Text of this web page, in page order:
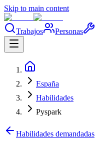
Skip to main content
Trabajos Personas
España
Habilidades
Pyspark
Habilidades demandadas